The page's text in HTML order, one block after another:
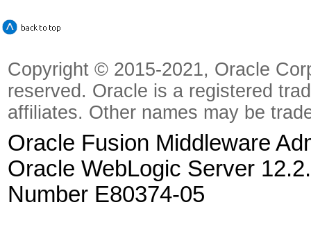
Copyright © 2015-2021, Oracle
reserved. Oracle is a registered
affiliates. Other names may be
Oracle Fusion Middleware
Oracle WebLogic Server
Number E80374-05